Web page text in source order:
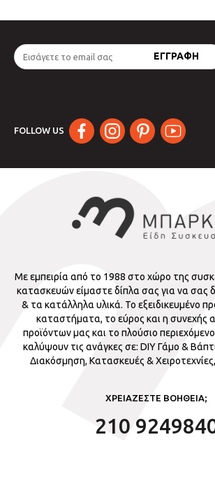
FOLLOW US
Με εμπειρία από το 1988 στο χώρο της
κατασκευών είμαστε δίπλα σας για να σας
& τα κατάλληλα υλικά. Το εξειδικευμένο
καταστήματα, το εύρος και η συνεχής
προϊόντων μας και το πλούσιο
καλύψουν τις ανάγκες σε: DIY Γάμο &
Διακόσμηση, Κατασκευές &
ΧΡΕΙΑΖΕΣΤΕ ΒΟΗΘΕΙΑ;
210